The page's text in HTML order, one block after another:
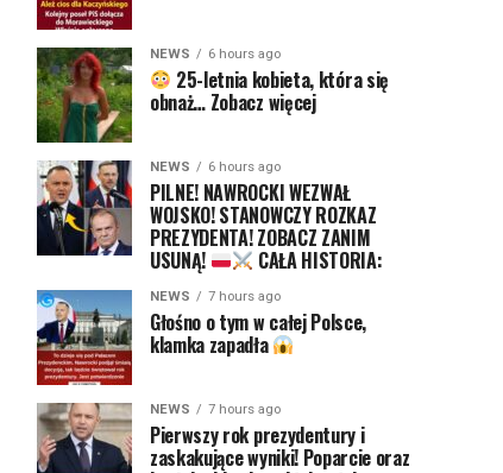
NEWS 6 hours ago
25-letnia kobieta, która się
obnaż… Zobacz więcej
NEWS 6 hours ago
PILNE! NAWROCKI WEZWAŁ
WOJSKO! STANOWCZY ROZKAZ
PREZYDENTA! ZOBACZ ZANIM
USUNĄ! CAŁA HISTORIA:
NEWS 7 hours ago
Głośno o tym w całej Polsce,
klamka zapadła
NEWS 7 hours ago
Pierwszy rok prezydentury i
zaskakujące wyniki! Poparcie oraz